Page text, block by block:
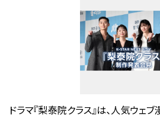
ドラマ『梨泰院クラス』は、人気ウェ